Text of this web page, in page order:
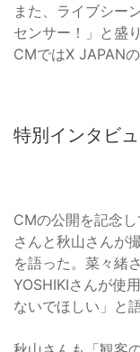
また、ライブシー
センサー！」と盛
CMではX JAPAN
特別インタビ
CMの公開を記念
さんと秋山さんが
を語った。菜々緒
YOSHIKIさんが使
ないでほしい」と語